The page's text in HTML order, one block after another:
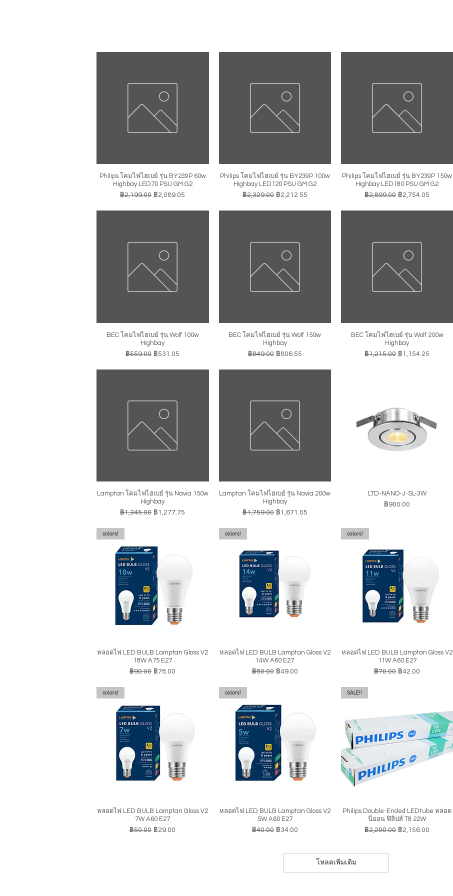
ดูข้อมูลด่วน
Philips โคมไฟไฮเบย์ รุ่น BY239P 60w
Highbay LED70 PSU GM G2
ราคาปกติ
฿2,199.00 ราคาขายลด
฿2,089.05
ดูข้อมูลด่วน
Philips โคมไฟไฮเบย์ รุ่น BY239P 100w
Highbay LED120 PSU GM G2
ราคาปกติ
฿2,329.00 ราคาขายลด
฿2,212.55
ดูข้อมูลด่วน
Philips โคมไฟไฮเบย์ รุ่น BY239P 150w
Highbay LED180 PSU GM G2
ราคาปกติ
฿2,899.00 ราคาขายลด
฿2,754.05
ดูข้อมูลด่วน
BEC โคมไฟไฮเบย์ รุ่น Wolf 100w
Highbay
ราคาปกติ
฿559.00 ราคาขายลด
฿531.05
ดูข้อมูลด่วน
BEC โคมไฟไฮเบย์ รุ่น Wolf 150w
Highbay
ราคาปกติ
฿849.00 ราคาขายลด
฿806.55
ดูข้อมูลด่วน
BEC โคมไฟไฮเบย์ รุ่น Wolf 200w
Highbay
ราคาปกติ
฿1,215.00 ราคาขายลด
฿1,154.25
ดูข้อมูลด่วน
Lamptan โคมไฟไฮเบย์ รุ่น Navia 150w
Highbay
ราคาปกติ
฿1,345.00 ราคาขายลด
฿1,277.75
ดูข้อมูลด่วน
Lamptan โคมไฟไฮเบย์ รุ่น Navia 200w
Highbay
ราคาปกติ
฿1,759.00 ราคาขายลด
฿1,671.05
ดูข้อมูลด่วน
LTD-NANO-J-SL-3W
ราคา
฿900.00
ดูข้อมูลด่วน
colors!
หลอดไฟ LED BULB Lamptan Gloss V2
18W A75 E27
ราคาปกติ
฿90.00 ราคาขายลด
฿78.00
ดูข้อมูลด่วน
colors!
หลอดไฟ LED BULB Lamptan Gloss V2
14W A60 E27
ราคาปกติ
฿80.00 ราคาขายลด
฿49.00
ดูข้อมูลด่วน
colors!
หลอดไฟ LED BULB Lamptan Gloss V2
11W A60 E27
ราคาปกติ
฿70.00 ราคาขายลด
฿42.00
ดูข้อมูลด่วน
colors!
หลอดไฟ LED BULB Lamptan Gloss V2
7W A60 E27
ราคาปกติ
฿50.00 ราคาขายลด
฿29.00
ดูข้อมูลด่วน
colors!
หลอดไฟ LED BULB Lamptan Gloss V2
5W A60 E27
ราคาปกติ
฿40.00 ราคาขายลด
฿34.00
ดูข้อมูลด่วน
SALE!!
Philips Double-Ended LEDtube หลอด
นีออน ฟิลิปส์ T8 22W
ราคาปกติ
฿2,200.00 ราคาขายลด
฿2,156.00
โหลดเพิ่มเติม